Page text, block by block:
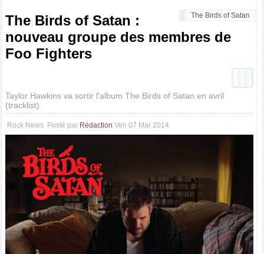
The Birds of Satan
The Birds of Satan :
nouveau groupe des membres de
Foo Fighters
Taylor Hawkins va sortir l'album The Birds of Satan en avril
(tracklist)
Rock News Posté par Rédaction Ven 07 Mar 2014